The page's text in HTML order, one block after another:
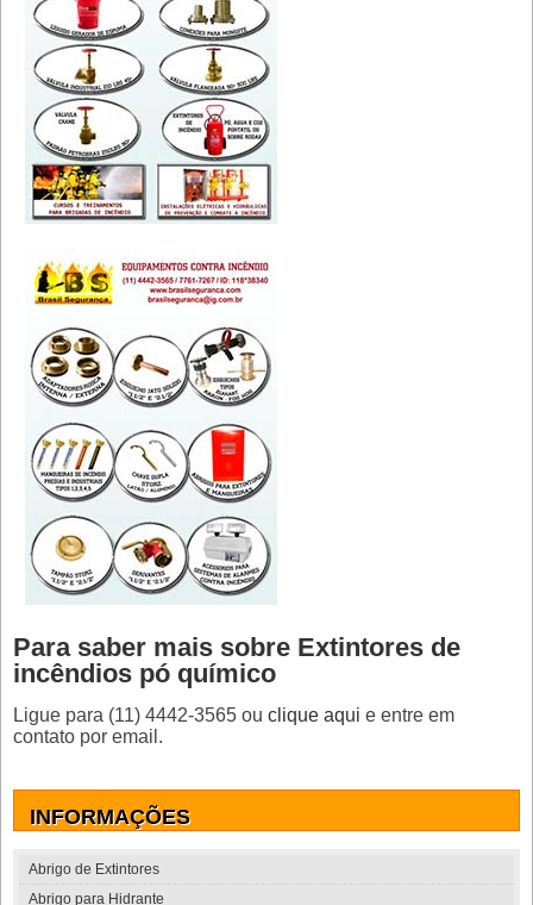
Para saber mais sobre Extintores de
incêndios pó químico
Ligue para (11) 4442-3565 ou clique aqui e entre em
contato por email.
INFORMAÇÕES
Abrigo de Extintores
Abrigo para Hidrante